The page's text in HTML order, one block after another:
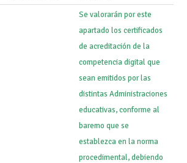
Se valorarán por este
apartado los certificados
de acreditación de la
competencia digital que
sean emitidos por las
distintas Administraciones
educativas, conforme al
baremo que se
establezca en la norma
procedimental, debiendo